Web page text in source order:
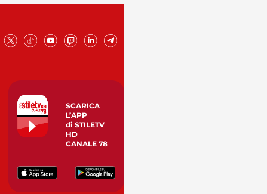
SCARICA
L’APP
di STILETV
HD
CANALE 78